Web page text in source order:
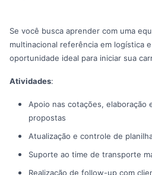
Se você busca aprender com uma
multinacional referência em logística
oportunidade ideal para iniciar sua
Atividades:
Apoio nas cotações, elaboração
propostas
Atualização e controle de
Suporte ao time de transporte
Realização de follow-up com